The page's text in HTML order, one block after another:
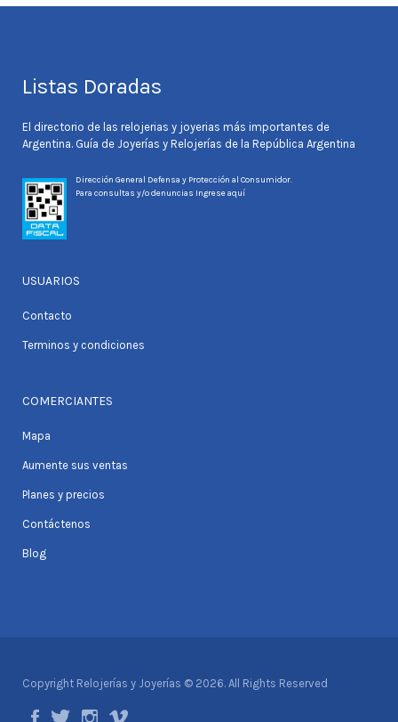
Listas Doradas
El directorio de las relojerias y joyerias más importantes de
Argentina. Guía de Joyerías y Relojerías de la República Argentina
Dirección General Defensa y Protección al Consumidor.
Para consultas y/o denuncias Ingrese aquí
USUARIOS
Contacto
Terminos y condiciones
COMERCIANTES
Mapa
Aumente sus ventas
Planes y precios
Contáctenos
Blog
Copyright Relojerías y Joyerías © 2026. All Rights Reserved